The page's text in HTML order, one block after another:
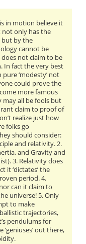
in motion believe it
not only has the
but by the
cannot be
not claim to be
In fact the very best
‘modesty’ not
could prove the
more famous
may all be fools but
claim to proof of
realize just how
folks go
should consider:
and relativity. 2.
and Gravity and
3. Relativity does
it ‘dictates’ the
period. 4.
can it claim to
universe! 5. Only
to make
trajectories,
pendulums for
‘geniuses’ out there,